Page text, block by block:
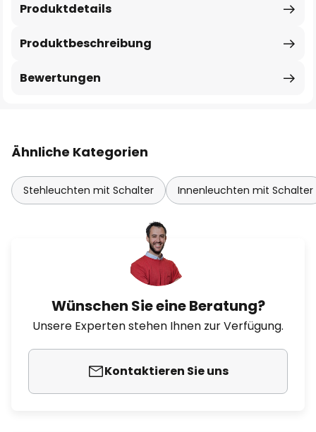
Produktbeschreibung
Produktdetails
Bewertungen
Ähnliche Kategorien
Stehleuchten mit Schalter Innenleuchten mit Schalter
Wünschen Sie eine Beratung?
Unsere Experten stehen Ihnen zur Verfügung.
Kontaktieren Sie uns